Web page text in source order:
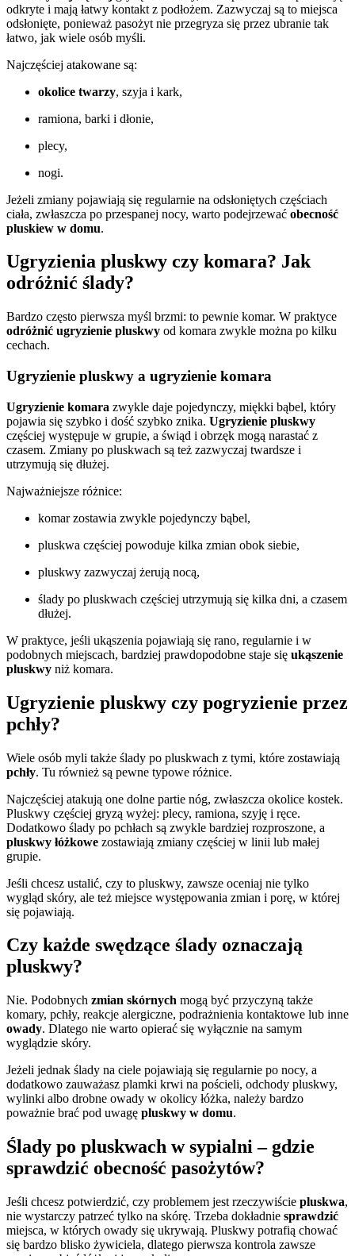
odkryte i mają łatwy kontakt z podłożem. Zazwyczaj są to miejsca
odsłonięte, ponieważ pasożyt nie przegryza się przez ubranie tak
łatwo, jak wiele osób myśli.
Najczęściej atakowane są:
okolice twarzy, szyja i kark,
ramiona, barki i dłonie,
plecy,
nogi.
Jeżeli zmiany pojawiają się regularnie na odsłoniętych częściach
ciała, zwłaszcza po przespanej nocy, warto podejrzewać obecność
pluskiew w domu.
Ugryzienia pluskwy czy komara? Jak
odróżnić ślady?
Bardzo często pierwsza myśl brzmi: to pewnie komar. W praktyce
odróżnić ugryzienie pluskwy od komara zwykle można po kilku
cechach.
Ugryzienie pluskwy a ugryzienie komara
Ugryzienie komara zwykle daje pojedynczy, miękki bąbel, który
pojawia się szybko i dość szybko znika. Ugryzienie pluskwy
częściej występuje w grupie, a świąd i obrzęk mogą narastać z
czasem. Zmiany po pluskwach są też zazwyczaj twardsze i
utrzymują się dłużej.
Najważniejsze różnice:
komar zostawia zwykle pojedynczy bąbel,
pluskwa częściej powoduje kilka zmian obok siebie,
pluskwy zazwyczaj żerują nocą,
ślady po pluskwach częściej utrzymują się kilka dni, a czasem
dłużej.
W praktyce, jeśli ukąszenia pojawiają się rano, regularnie i w
podobnych miejscach, bardziej prawdopodobne staje się ukąszenie
pluskwy niż komara.
Ugryzienie pluskwy czy pogryzienie przez
pchły?
Wiele osób myli także ślady po pluskwach z tymi, które zostawiają
pchły. Tu również są pewne typowe różnice.
Najczęściej atakują one dolne partie nóg, zwłaszcza okolice kostek.
Pluskwy częściej gryzą wyżej: plecy, ramiona, szyję i ręce.
Dodatkowo ślady po pchłach są zwykle bardziej rozproszone, a
pluskwy łóżkowe zostawiają zmiany częściej w linii lub małej
grupie.
Jeśli chcesz ustalić, czy to pluskwy, zawsze oceniaj nie tylko
wygląd skóry, ale też miejsce występowania zmian i porę, w której
się pojawiają.
Czy każde swędzące ślady oznaczają
pluskwy?
Nie. Podobnych zmian skórnych mogą być przyczyną także
komary, pchły, reakcje alergiczne, podrażnienia kontaktowe lub inne
owady. Dlatego nie warto opierać się wyłącznie na samym
wyglądzie skóry.
Jeżeli jednak ślady na ciele pojawiają się regularnie po nocy, a
dodatkowo zauważasz plamki krwi na pościeli, odchody pluskwy,
wylinki albo drobne owady w okolicy łóżka, należy bardzo
poważnie brać pod uwagę pluskwy w domu.
Ślady po pluskwach w sypialni – gdzie
sprawdzić obecność pasożytów?
Jeśli chcesz potwierdzić, czy problemem jest rzeczywiście pluskwa,
nie wystarczy patrzeć tylko na skórę. Trzeba dokładnie sprawdzić
miejsca, w których owady się ukrywają. Pluskwy potrafią chować
się bardzo blisko żywiciela, dlatego pierwsza kontrola zawsze